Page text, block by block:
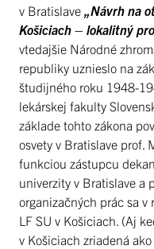
v Bratislave „Návrh na
Košiciach – lokalitný
vtedajšie Národné
republiky uznieslo na
študijného roku 1948-
lekárskej fakulty
základe tohto zákona
osvety v Bratislave prof.
funkciou zástupcu
univerzity v Bratislave a
organizačných prác sa
LF SU v Košiciach. (Aj
v Košiciach zriadená